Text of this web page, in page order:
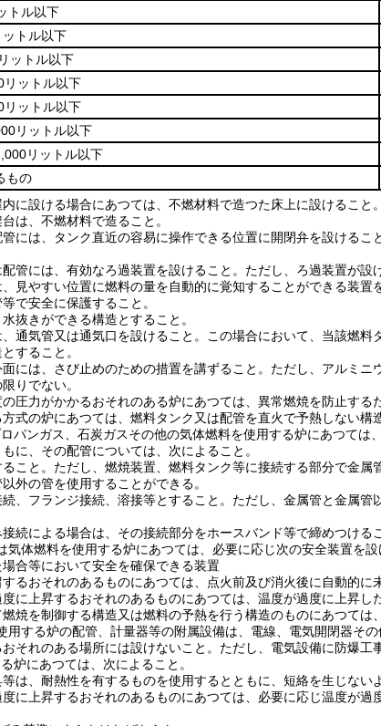
トル以下
トル以下
ットル以下
リットル以下
リットル以下
リットル以下
リットル以下
もの
に設ける場合にあつては、不燃材料で造つた床上に設けること。
は、不燃材料で造ること。
には、タンク直近の容易に操作できる位置に開閉弁を設けること
管には、有効なろ過装置を設けること。 ただし、ろ過装置が設
見やすい位置に燃料の量を自動的に覚知することができる装置
で安全に保護すること。
抜きができる構造とすること。
通気管又は通気口を設けること。
この場合において、当該燃料
すること。
には、さび止めのための措置を講ずること。 ただし、アルミニ
りでない。
圧力がかかるおそれのある炉にあつては、異常燃焼を防止する
式の炉にあつては、燃料タンク又は配管を直火で予熱しない構
パンガス、石炭ガスその他の気体燃料を使用する炉にあつて
に、その配管については、次によること。
こと。 ただし、燃焼装置、燃料タンク等に接続する部分で金
外の管を使用することができる。
、フランジ接続、溶接等とすること。 ただし、金属管と金属管
続による場合は、その接続部分をホースバンド等で締めつける
気体燃料を使用する炉にあつては、必要に応じ次の安全装置を設
合等において安全を確保できる装置
るおそれのあるものにあつては、点火前及び消火後に自動的に
に上昇するおそれのあるものにあつては、温度が過度に上昇
焼を制御する構造又は燃料の予熱を行う構造のものにあつて
用する炉の配管、計量器等の附属設備は、電線、電気開閉器そ
それのある場所には設けないこと。 ただし、電気設備に防爆工
炉にあつては、次によること。
は、耐熱性を有するものを使用するとともに、短絡を生じない
に上昇するおそれのあるものにあつては、必要に応じ温度が